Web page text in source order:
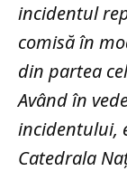
incidentul
comisă în
din partea
Având în
incidentului,
Catedrala